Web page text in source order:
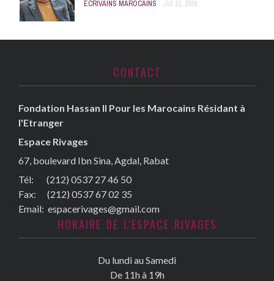
ECRIVAINS MAROCAINS JUI 21, 2026
CONTACT
Fondation Hassan II Pour les Marocains Résidant à
l'Etranger
Espace Rivages
67, boulevard Ibn Sina, Agdal, Rabat
Tél: (212) 0537 27 46 50
Fax: (212) 0537 67 02 35
Email: espacerivages@gmail.com
HORAIRE DE L'ESPACE RIVAGES
Du lundi au Samedi
De 11h à 19h